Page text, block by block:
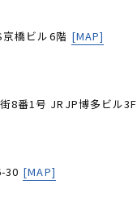
橋ビル6階 [MAP]
8番1号 JRJP博多ビル3F
30 [MAP]